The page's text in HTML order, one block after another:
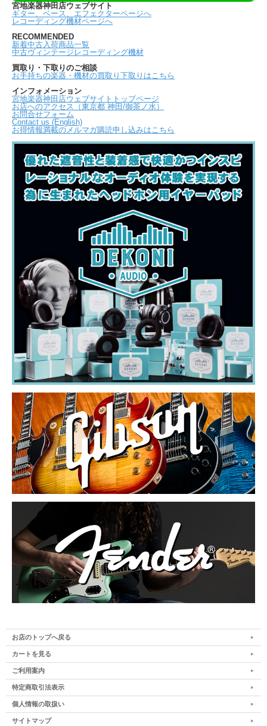
宮地楽器神田店ウェブサイト
ギター、ベース、エフェクターページへ
レコーディング機材ページへ
RECOMMENDED
新着中古入荷商品一覧
中古ヴィンテージレコーディング機材
買取り・下取りのご相談
お手持ちの楽器・機材の買取り下取りはこちら
インフォメーション
宮地楽器神田店ウェブサイトトップページ
お店へのアクセス（東京都 神田/御茶ノ水）
お問合せフォーム
Contact us (English)
お得情報満載のメルマガ購読申し込みはこちら
お店のトップへ戻る
カートを見る
ご利用案内
特定商取引法表示
個人情報の取扱い
サイトマップ